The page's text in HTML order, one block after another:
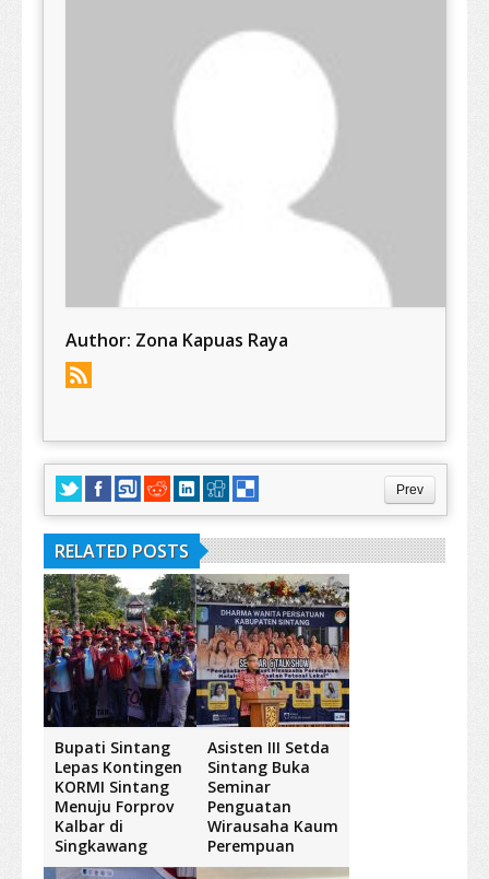
Author: Zona Kapuas Raya
Prev
RELATED POSTS
Bupati Sintang
Lepas Kontingen
KORMI Sintang
Menuju Forprov
Kalbar di
Singkawang
Asisten III Setda
Sintang Buka
Seminar
Penguatan
Wirausaha Kaum
Perempuan